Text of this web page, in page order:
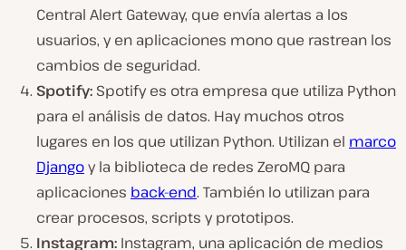
Central Alert Gateway, que envía alertas a los
usuarios, y en aplicaciones mono que rastrean los
cambios de seguridad.
Spotify: Spotify es otra empresa que utiliza Python
para el análisis de datos. Hay muchos otros
lugares en los que utilizan Python. Utilizan el marco
Djangoy la biblioteca de redes ZeroMQ para
aplicaciones back-end. También lo utilizan para
crear procesos, scripts y prototipos.
Instagram: Instagram, una aplicación de medios